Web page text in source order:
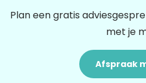
Plan een gratis
met je
Afspraak